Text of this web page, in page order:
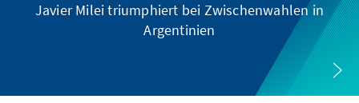
Javier Milei triumphiert bei Zwischenwahlen in
Argentinien